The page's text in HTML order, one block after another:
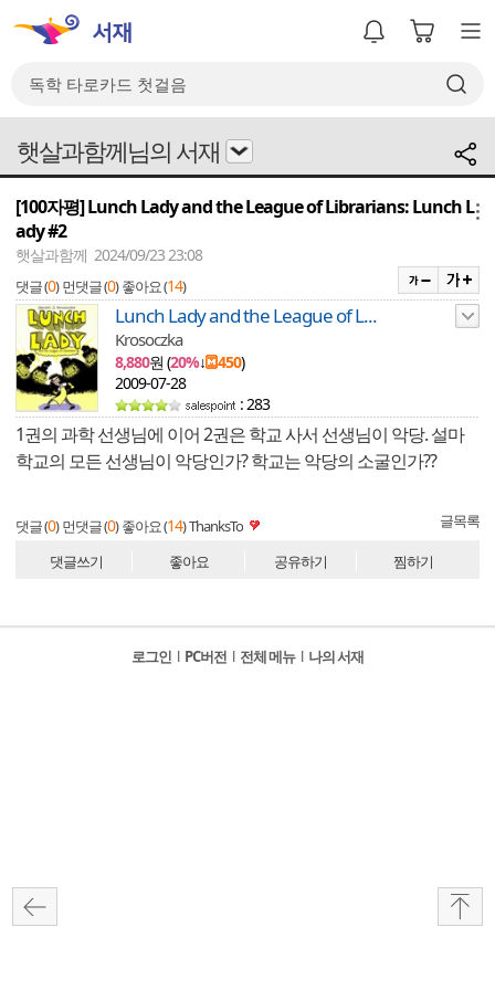
햇살과함께님의 서재
[100자평] Lunch Lady and the League of Librarians: Lunch L
ady #2
햇살과함께 2024/09/23 23:08
댓글 (0) 먼댓글 (0) 좋아요 (14)
Lunch Lady and the League of L...
Krosoczka
8,880원 (20%↓ 450)
2009-07-28
: 283
1권의 과학 선생님에 이어 2권은 학교 사서 선생님이 악당. 설마
학교의 모든 선생님이 악당인가? 학교는 악당의 소굴인가??
댓글 (0) 먼댓글 (0) 좋아요 (14)ThanksTo 글목록
댓글쓰기 좋아요 공유하기 찜하기
로그인 l PC버전 l 전체 메뉴 l 나의 서재